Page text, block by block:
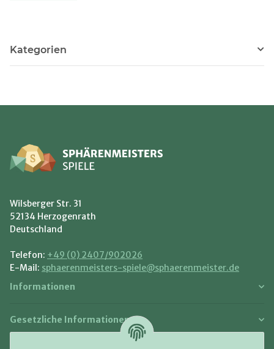
Kategorien
Wilsberger Str. 31
52134 Herzogenrath
Deutschland
Telefon: +49 (0) 2407/902026
E-Mail: sphaerenmeisters-spiele@sphaerenmeister.de
Informationen
Gesetzliche Informationen